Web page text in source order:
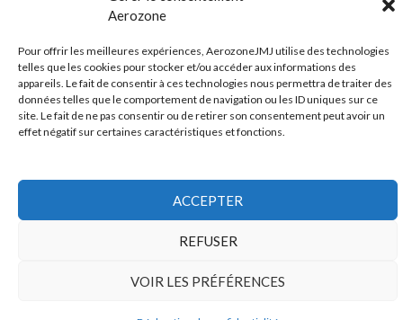
Aerozone
Pour offrir les meilleures expériences, AerozoneJMJ utilise des technologies
telles que les cookies pour stocker et/ou accéder aux informations des
appareils. Le fait de consentir à ces technologies nous permettra de traiter des
données telles que le comportement de navigation ou les ID uniques sur ce
site. Le fait de ne pas consentir ou de retirer son consentement peut avoir un
effet négatif sur certaines caractéristiques et fonctions.
ACCEPTER
REFUSER
VOIR LES PRÉFÉRENCES
Tous droits réservés
AerozoneJMJ.fr© Mars 2006-Août 2026
Politique de confidentialité Fièrement propulsé par WordPress